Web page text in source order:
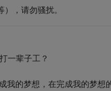
，请勿骚扰。
一辈子工？
我的梦想，在完成我的梦想